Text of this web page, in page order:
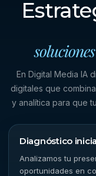
En Digital Media IA
digitales que
y analítica para que
Diagnóstico
Analizamos tu
oportunidades en